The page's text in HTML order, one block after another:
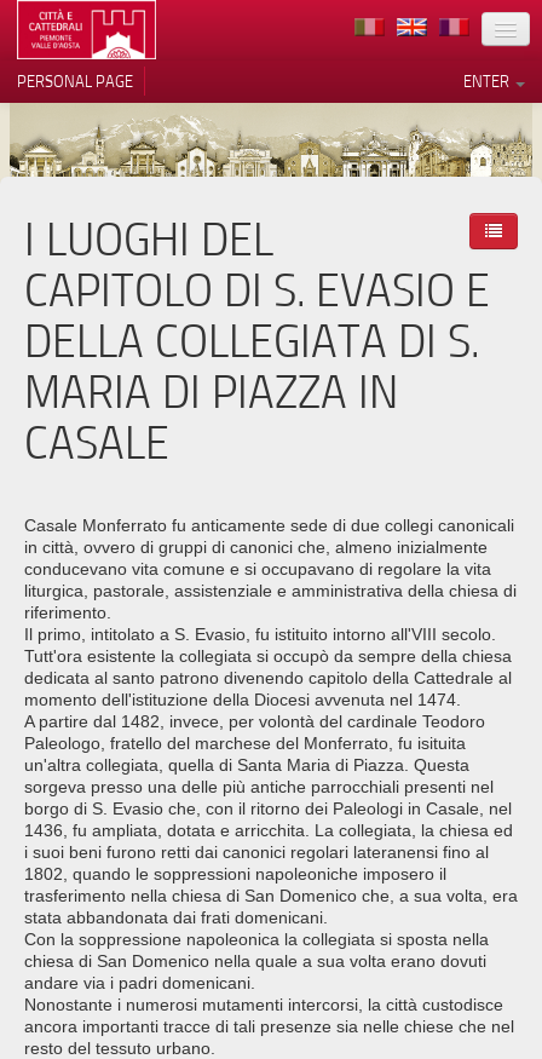
LOCATION
ARCHITECTURE
EVENTS
HOST
VOLUNTEERS
CONTACTS
ENTER
PERSONAL PAGE
I LUOGHI DEL
CAPITOLO DI S. EVASIO E
DELLA COLLEGIATA DI S.
MARIA DI PIAZZA IN
CASALE
Casale Monferrato fu anticamente sede di due collegi canonicali
in città, ovvero di gruppi di canonici che, almeno inizialmente
conducevano vita comune e si occupavano di regolare la vita
liturgica, pastorale, assistenziale e amministrativa della chiesa di
riferimento.
Il primo, intitolato a S. Evasio, fu istituito intorno all'VIII secolo.
Tutt'ora esistente la collegiata si occupò da sempre della chiesa
dedicata al santo patrono divenendo capitolo della Cattedrale al
momento dell'istituzione della Diocesi avvenuta nel 1474.
A partire dal 1482, invece, per volontà del cardinale Teodoro
Paleologo, fratello del marchese del Monferrato, fu isituita
un'altra collegiata, quella di Santa Maria di Piazza. Questa
sorgeva presso una delle più antiche parrocchiali presenti nel
borgo di S. Evasio che, con il ritorno dei Paleologi in Casale, nel
1436, fu ampliata, dotata e arricchita. La collegiata, la chiesa ed
i suoi beni furono retti dai canonici regolari lateranensi fino al
1802, quando le soppressioni napoleoniche imposero il
trasferimento nella chiesa di San Domenico che, a sua volta, era
stata abbandonata dai frati domenicani.
Con la soppressione napoleonica la collegiata si sposta nella
chiesa di San Domenico nella quale a sua volta erano dovuti
andare via i padri domenicani.
Nonostante i numerosi mutamenti intercorsi, la città custodisce
ancora importanti tracce di tali presenze sia nelle chiese che nel
resto del tessuto urbano.
Your Privacy Choices